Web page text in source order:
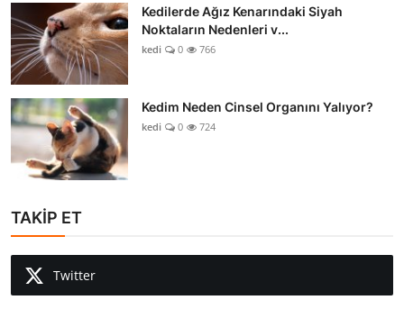
Kedilerde Ağız Kenarındaki Siyah
Noktaların Nedenleri v...
kedi 0 766
Kedim Neden Cinsel Organını Yalıyor?
kedi 0 724
TAKİP ET
Twitter